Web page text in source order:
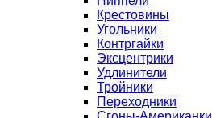
Крестовины
Угольники
Контргайки
Эксцентрики
Удлинители
Тройники
Переходники